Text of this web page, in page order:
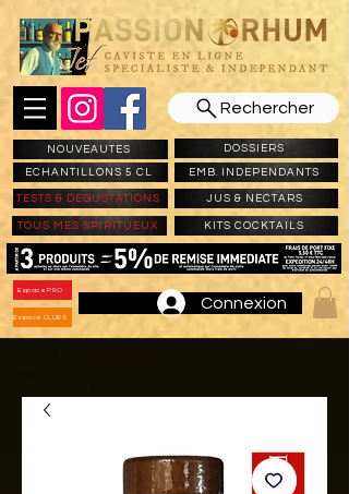
Rechercher
NOUVEAUTES
ECHANTILLONS 5 CL
DOSSIERS
EMB. INDEPENDANTS
TESTS & DEGUSTATIONS JUS & NECTARS
TOUS MES SPIRITUEUX KITS COCKTAILS
Espace PRO
Espace CLUBS
Connexion